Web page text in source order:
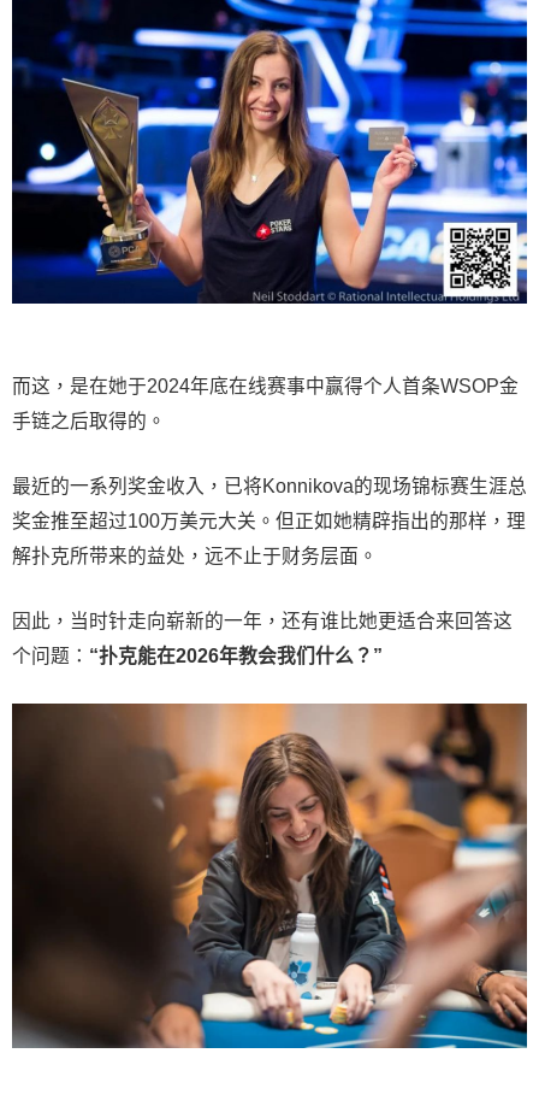
而这，是在她于2024年底在线赛事中赢得个人首条WSOP金
手链之后取得的。
最近的一系列奖金收入，已将Konnikova的现场锦标赛生涯总
奖金推至超过100万美元大关。但正如她精辟指出的那样，理
解扑克所带来的益处，远不止于财务层面。
因此，当时针走向崭新的一年，还有谁比她更适合来回答这
个问题： “扑克能在2026年教会我们什么？”